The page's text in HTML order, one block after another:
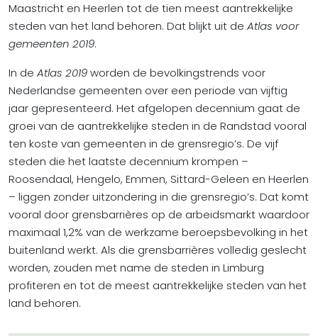
Maastricht en Heerlen tot de tien meest aantrekkelijke
steden van het land behoren. Dat blijkt uit de Atlas voor
gemeenten 2019.
In de Atlas 2019worden de bevolkingstrends voor
Nederlandse gemeenten over een periode van vijftig
jaar gepresenteerd. Het afgelopen decennium gaat de
groei van de aantrekkelijke steden in de Randstad vooral
ten koste van gemeenten in de grensregio’s. De vijf
steden die het laatste decennium krompen –
Roosendaal, Hengelo, Emmen, Sittard-Geleen en Heerlen
– liggen zonder uitzondering in die grensregio’s. Dat komt
vooral door grensbarrières op de arbeidsmarkt waardoor
maximaal 1,2% van de werkzame beroepsbevolking in het
buitenland werkt. Als die grensbarrières volledig geslecht
worden, zouden met name de steden in Limburg
profiteren en tot de meest aantrekkelijke steden van het
land behoren.